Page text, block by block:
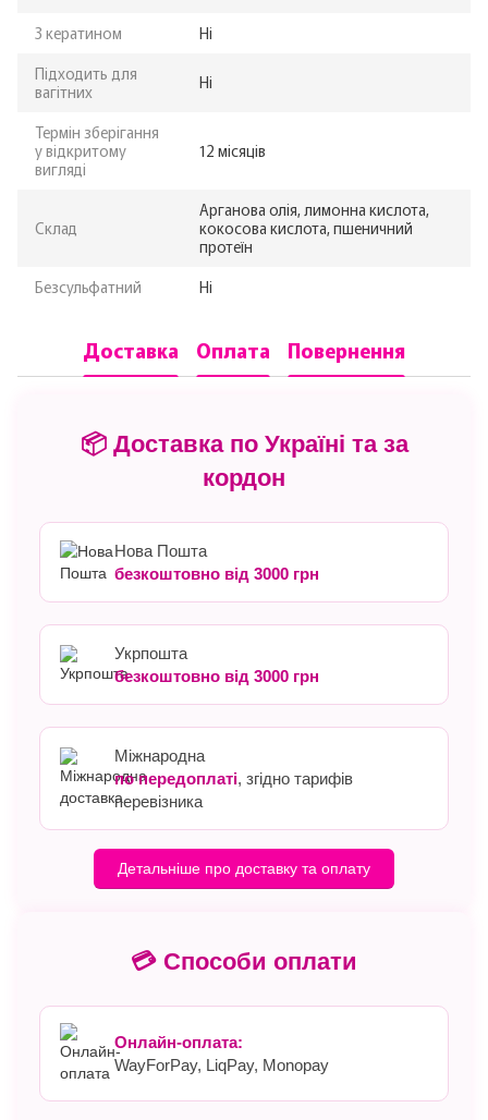
З кератином
Ні
Підходить для
вагітних
Ні
Термін зберігання
у відкритому
вигляді
12 місяців
Склад
Арганова олія, лимонна кислота,
кокосова кислота, пшеничний
протеїн
Безсульфатний
Ні
Доставка Оплата Повернення
📦 Доставка по Україні та за
кордон
Нова Пошта
безкоштовно від 3000 грн
Укрпошта
безкоштовно від 3000 грн
Міжнародна
по передоплаті, згідно тарифів
перевізника
Детальніше про доставку та оплату
💳 Способи оплати
Онлайн-оплата:
WayForPay, LiqPay, Monopay